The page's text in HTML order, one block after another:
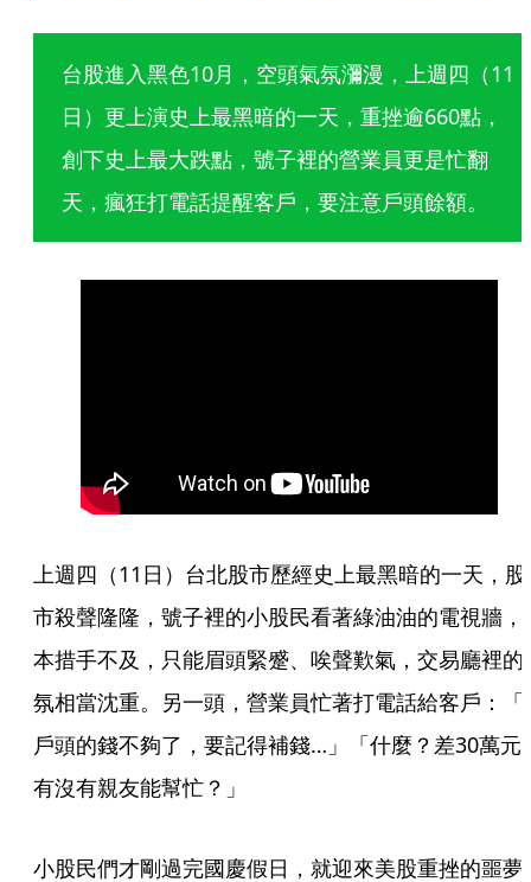
台股進入黑色10月，空頭氣氛瀰漫，上週四（11
日）更上演史上最黑暗的一天，重挫逾660點，
創下史上最大跌點，號子裡的營業員更是忙翻
天，瘋狂打電話提醒客戶，要注意戶頭餘額。
上週四（11日）台北股市歷經史上最黑暗的一天，股
市殺聲隆隆，號子裡的小股民看著綠油油的電視牆，
本措手不及，只能眉頭緊蹙、唉聲歎氣，交易廳裡的
氛相當沈重。另一頭，營業員忙著打電話給客戶：「
戶頭的錢不夠了，要記得補錢…」「什麼？差30萬元
有沒有親友能幫忙？」
小股民們才剛過完國慶假日，就迎來美股重挫的噩夢